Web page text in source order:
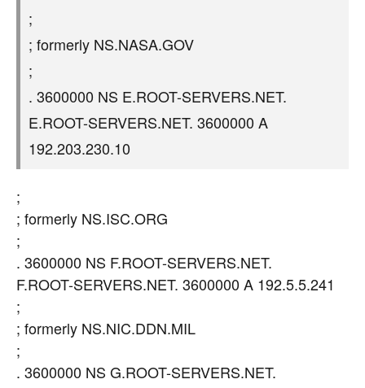
;
; formerly NS.NASA.GOV
;
. 3600000 NS E.ROOT-SERVERS.NET.
E.ROOT-SERVERS.NET. 3600000 A
192.203.230.10
;
; formerly NS.ISC.ORG
;
. 3600000 NS F.ROOT-SERVERS.NET.
F.ROOT-SERVERS.NET. 3600000 A 192.5.5.241
;
; formerly NS.NIC.DDN.MIL
;
. 3600000 NS G.ROOT-SERVERS.NET.